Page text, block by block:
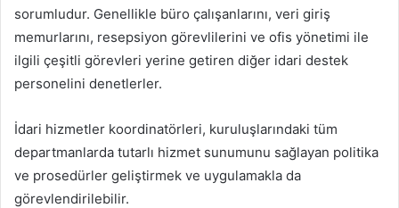
sorumludur. Genellikle büro çalışanlarını, veri giriş
memurlarını, resepsiyon görevlilerini ve ofis yönetimi ile
ilgili çeşitli görevleri yerine getiren diğer idari destek
personelini denetlerler.
İdari hizmetler koordinatörleri, kuruluşlarındaki tüm
departmanlarda tutarlı hizmet sunumunu sağlayan politika
ve prosedürler geliştirmek ve uygulamakla da
görevlendirilebilir.